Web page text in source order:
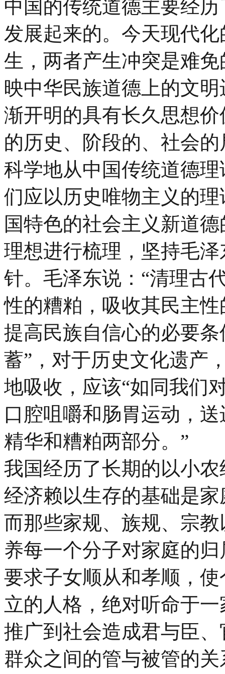
中国的传统道德主要经
发展起来的。今天现代
生，两者产生冲突是难
映中华民族道德上的文
渐开明的具有长久思想
的历史、阶段的、社会
科学地从中国传统道德
们应以历史唯物主义的
国特色的社会主义新道
理想进行梳理，坚持毛
针。毛泽东说：“清理古
性的糟粕，吸收其民主
提高民族自信心的必要
蓄”，对于历史文化遗产
地吸收，应该“如同我们
口腔咀嚼和肠胃运动，
精华和糟粕两部分。”
我国经历了长期的以小
经济赖以生存的基础是
而那些家规、族规、宗
养每一个分子对家庭的
要求子女顺从和孝顺，
立的人格，绝对听命于
推广到社会造成君与臣
群众之间的管与被管的